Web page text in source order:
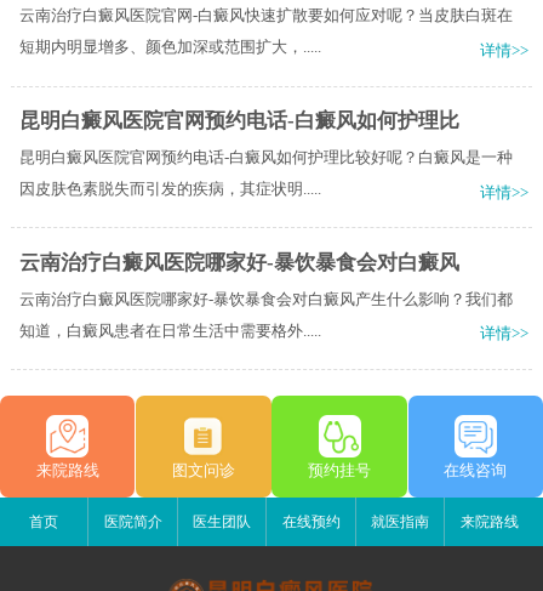
云南治疗白癜风医院官网-白癜风快速扩散要如何应对呢？当皮肤白斑在
短期内明显增多、颜色加深或范围扩大，.....
详情>>
昆明白癜风医院官网预约电话-白癜风如何护理比
昆明白癜风医院官网预约电话-白癜风如何护理比较好呢？白癜风是一种
因皮肤色素脱失而引发的疾病，其症状明.....
详情>>
云南治疗白癜风医院哪家好-暴饮暴食会对白癜风
云南治疗白癜风医院哪家好-暴饮暴食会对白癜风产生什么影响？我们都
知道，白癜风患者在日常生活中需要格外.....
详情>>
来院路线 图文问诊 预约挂号 在线咨询
首页 医院简介 医生团队 在线预约 就医指南 来院路线